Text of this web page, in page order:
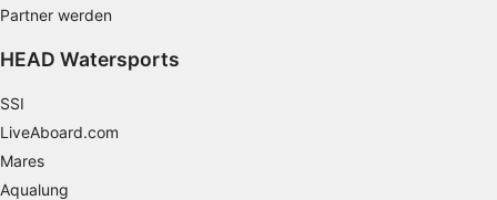
Partner werden
HEAD Watersports
SSI
LiveAboard.com
Mares
Aqualung